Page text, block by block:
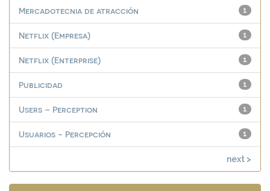
1
Mercadotecnia de atracción
1
Netflix (Empresa)
1
Netflix (Enterprise)
1
Publicidad
1
Users – Perception
1
Usuarios - Percepción
next >